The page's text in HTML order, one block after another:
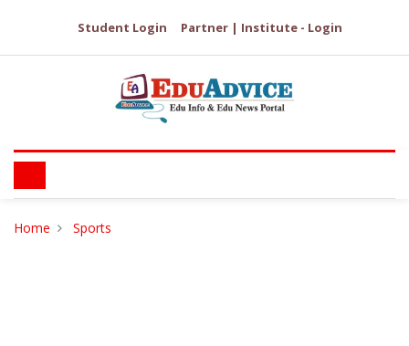
Student Login Partner | Institute - Login
Home Sports